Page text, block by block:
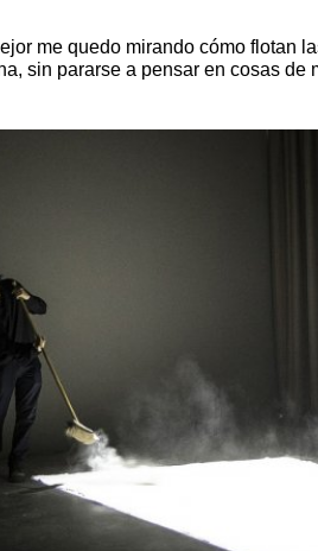
me quedo mirando cómo flotan
sin pararse a pensar en cosas de